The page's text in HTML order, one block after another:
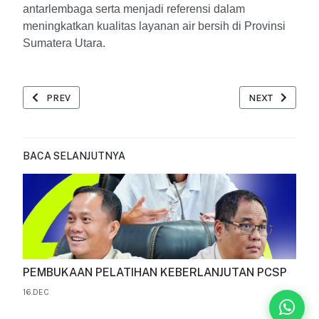
BACA SELANJUTNYA
PEMBUKAAN PELATIHAN KEBERLANJUTAN PCSP
16.DEC
antarlembaga serta menjadi referensi dalam
meningkatkan kualitas layanan air bersih di Provinsi
Sumatera Utara.
PREVIOUS ARTICLE: RAPAT PARIPURNA KE-2, MASA
PREV NEXT ARTICLE:
NEXT